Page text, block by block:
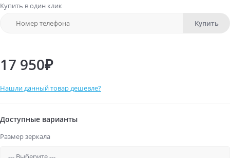
Купить в один клик
Купить
17 950₽
Нашли данный товар дешевле?
Доступные варианты
Размер зеркала